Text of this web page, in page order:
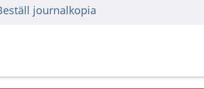
journalkopia